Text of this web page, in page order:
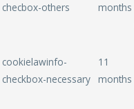
checbox-others
months
cookielawinfo-
checkbox-necessary
11
months